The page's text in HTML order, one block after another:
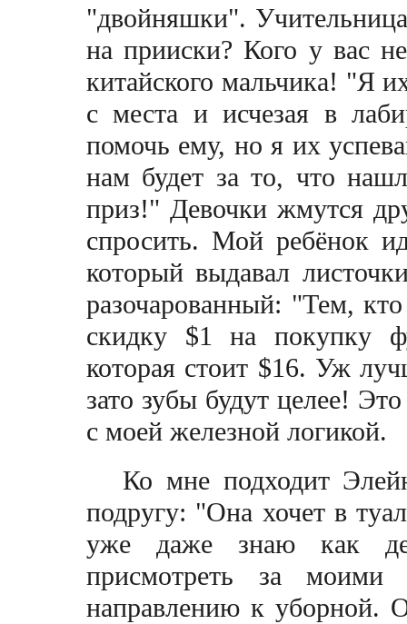
"двойняшки".
на прииски? Кого у вас
китайского мальчика! "Я
с места и исчезая в
помочь ему, но я их
нам будет за то, что
приз!" Девочки жмутся
спросить. Мой ребёнок
который выдавал
разочарованный: "Тем,
скидку $1 на покупку
которая стоит $16. Уж
зато зубы будут целее!
с моей железной логикой.
Ко мне подходит
подругу: "Она хочет в
уже даже знаю как
присмотреть за
направлению к уборной.